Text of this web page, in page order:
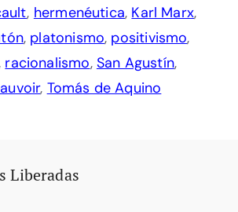
, hermenéutica, Karl Marx,
, platonismo, positivismo,
racionalismo, San Agustín,
, Tomás de Aquino
Liberadas